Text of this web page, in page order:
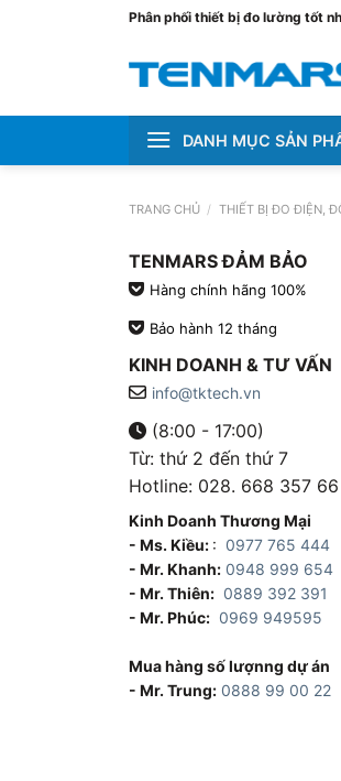
Phân phối thiết bị đo lường tốt
DANH MỤC SẢN
TRANG CHỦ / THIẾT BỊ ĐO ĐIỆN,
TENMARS ĐẢM BẢO
Hàng chính hãng 100%
Bảo hành 12 tháng
KINH DOANH & TƯ VẤN
info@tktech.vn
(8:00 - 17:00)
Từ: thứ 2 đến thứ 7
Hotline: 028. 668 357 66
Kinh Doanh Thương Mại
- Ms. Kiều: : 0977 765 444
- Mr. Khanh: 0948 999 654
- Mr. Thiên: 0889 392 391
- Mr. Phúc: 0969 949595
Mua hàng số lượnng dự án
- Mr. Trung: 0888 99 00 22